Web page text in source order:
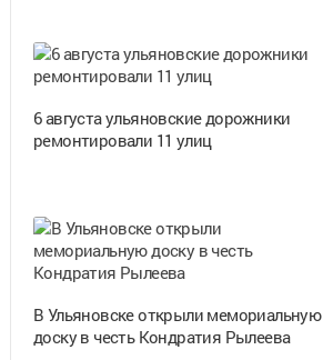
6 августа ульяновские дорожники
ремонтировали 11 улиц
В Ульяновске открыли мемориальную
доску в честь Кондратия Рылеева